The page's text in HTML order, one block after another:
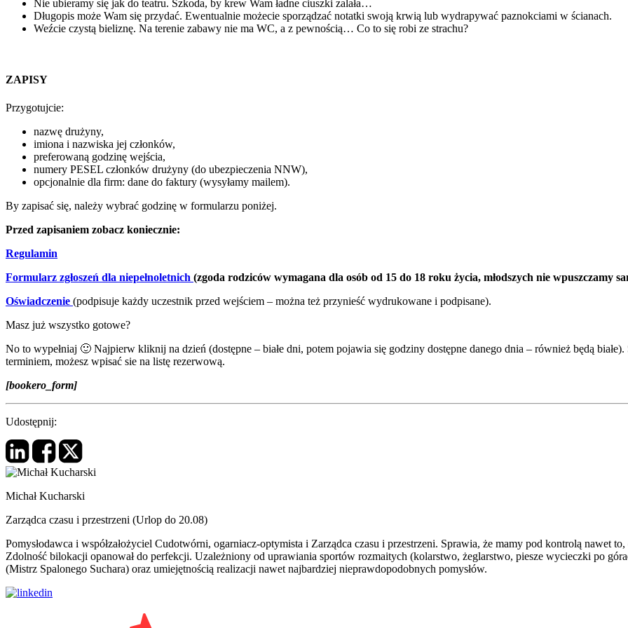
Nie ubieramy się jak do teatru. Szkoda, by krew Wam ładne ciuszki zalała…
Długopis może Wam się przydać. Ewentualnie możecie sporządzać notatki swoją krwią lub wydrapywać paznokciami w ścianach.
Weźcie czystą bieliznę. Na terenie zabawy nie ma WC, a z pewnością… Co to się robi ze strachu?
ZAPISY
Przygotujcie:
nazwę drużyny,
imiona i nazwiska jej członków,
preferowaną godzinę wejścia,
numery PESEL członków drużyny (do ubezpieczenia NNW),
opcjonalnie dla firm: dane do faktury (wysyłamy mailem).
By zapisać się, należy wybrać godzinę w formularzu poniżej.
Przed zapisaniem zobacz koniecznie:
Regulamin
Formularz zgłoszeń dla niepełnoletnich (zgoda rodziców wymagana dla osób od 15 do 18 roku życia, młodszych nie wpuszczamy
Oświadczenie (podpisuje każdy uczestnik przed wejściem – można też przynieść wydrukowane i podpisane).
Masz już wszystko gotowe?
No to wypełniaj 🙂 Najpierw kliknij na dzień (dostępne – białe dni, potem pojawia się godziny dostępne danego dnia – również będą
terminiem, możesz wpisać sie na listę rezerwową.
[bookero_form]
Udostępnij:
Michał Kucharski
Zarządca czasu i przestrzeni (Urlop do 20.08)
Pomysłodawca i współzałożyciel Cudotwórni, ogarniacz-optymista i Zarządca czasu i przestrzeni. Sprawia, że mamy pod kontrolą nawet
Zdolność bilokacji opanował do perfekcji. Uzależniony od uprawiania sportów rozmaitych (kolarstwo, żeglarstwo, piesze wycieczki po
(Mistrz Spalonego Suchara) oraz umiejętnością realizacji nawet najbardziej nieprawdopodobnych pomysłów.